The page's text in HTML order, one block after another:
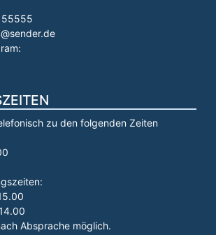
55555
zu den folgenden Zeiten
Absprache möglich.